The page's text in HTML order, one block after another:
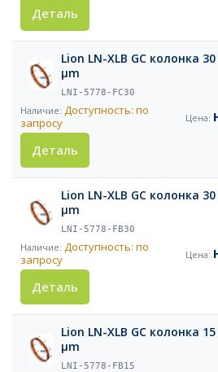
Деталь
Lion LN-XLB GC колонка
µm
LNI-5778-FC30
Доступность: по
запросу
Деталь
Lion LN-XLB GC колонка
µm
LNI-5778-FB30
Доступность: по
запросу
Деталь
Lion LN-XLB GC колонка
µm
LNI-5778-FB15